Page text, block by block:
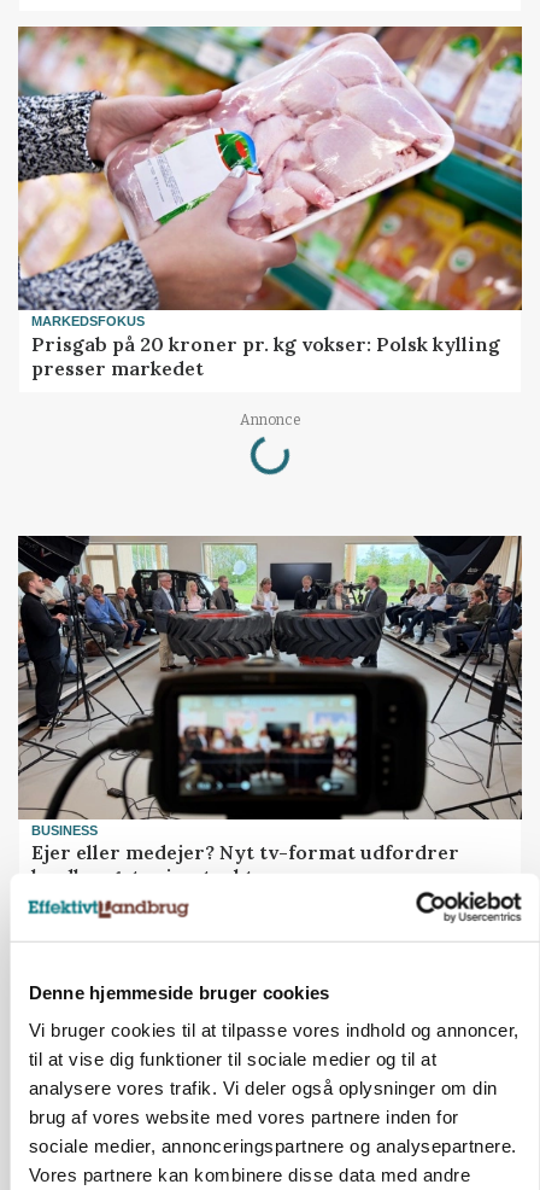
Denne hjemmeside bruger cookies
Vi bruger cookies til at tilpasse vores indhold og annoncer,
til at vise dig funktioner til sociale medier og til at
analysere vores trafik. Vi deler også oplysninger om din
brug af vores website med vores partnere inden for
sociale medier, annonceringspartnere og analysepartnere.
Vores partnere kan kombinere disse data med andre
MARKEDSFOKUS
Prisgab på 20 kroner pr. kg vokser: Polsk kylling
presser markedet
Annonce
Loading...
BUSINESS
Ejer eller medejer? Nyt tv-format udfordrer
landbrugets ejerstruktur